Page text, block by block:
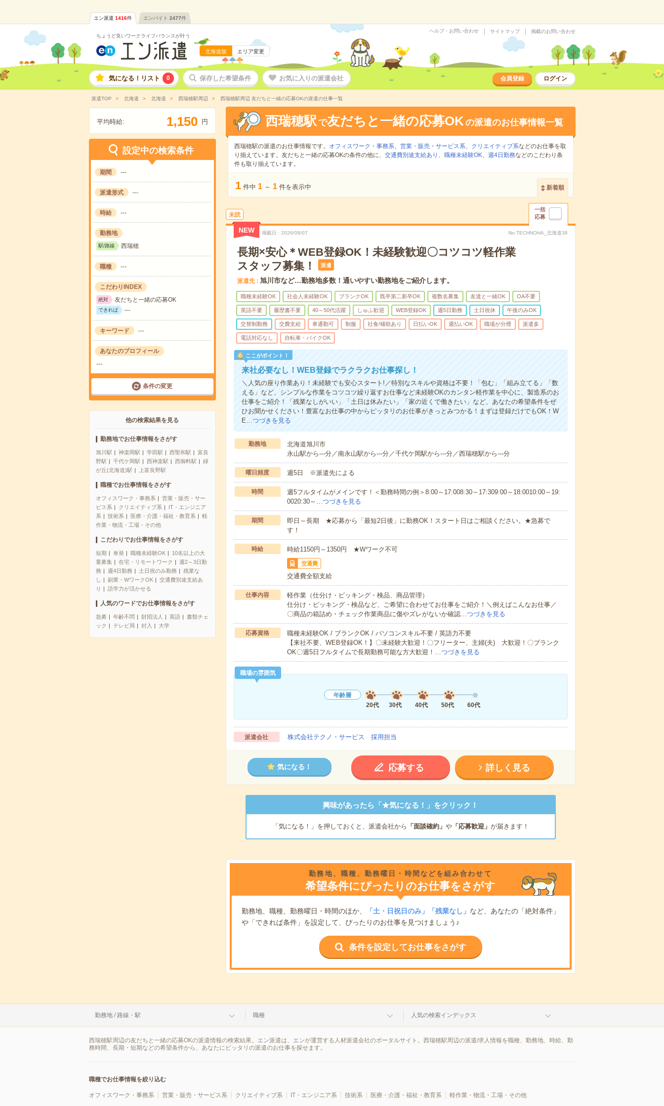
エン派遣 1416件 エンバイト 2477件
ちょうど良いワークライフバランスが叶う
北海道版 エリア変更
ヘルプ・お問い合わせ サイトマップ 掲載のお問い合わせ
気になる！リスト 0 保存した希望条件 お気に入りの派遣会社 会員登録 ログイン
派遣TOP 北海道 北海道 西瑞穂駅周辺 西瑞穂駅周辺 友だちと一緒の応募OKの派遣の仕事一覧
平均時給: 1,150 円
設定中の検索条件
期間 ---
派遣形式 ---
時給 ---
勤務地
駅/路線 西瑞穂
職種 ---
こだわりINDEX
絶対 友だちと一緒の応募OK
できれば ---
キーワード ---
あなたのプロフィール
---
条件の変更
他の検索結果を見る
勤務地でお仕事情報をさがす
旭川駅 神楽岡駅 学田駅 西聖和駅
富良
野駅
千代ケ岡駅 西神楽駅 西御料駅
緑
が丘(北海道)駅
上富良野駅
職種でお仕事情報をさがす
オフィスワーク・事務系
営業・販売・サー
ビス系
クリエイティブ系
IT・エンジニア
系
技術系 医療・介護・福祉・教育系
軽
作業・物流・工場・その他
こだわりでお仕事情報をさがす
短期 単発 職種未経験OK
10名以上の大
量募集
在宅・リモートワーク
週2～3日勤
務
週4日勤務 土日祝のみ勤務
残業な
し
副業・WワークOK
交通費別途支給あ
り
語学力が活かせる
人気のワードでお仕事情報をさがす
急募 年齢不問 財団法人 英語
書類チェ
ック
テレビ局 封入 大学
西瑞穂駅 で友だちと一緒の応募OKの派遣のお仕事情報一覧
西瑞穂駅の派遣のお仕事情報です。 オフィスワーク・事務系、 営業・販売・サービス系、 クリエイティブ系などのお仕事を取
り揃えています。友だちと一緒の応募OKの条件の他に、 交通費別途支給あり 、 職種未経験OK、 週4日勤務などのこだわり条
件も取り揃えています。
1 件中 1 ～ 1 件を表示中 新着順
未読
一括
応募
NEW 掲載日 2026/08/07 No.TECHNOHA_北海道38
長期×安心＊WEB登録OK！未経験歓迎〇コツコツ軽作業
スタッフ募集！
派遣
派遣先 旭川市など…勤務地多数！通いやすい勤務地をご紹介します。
職種未経験OK 社会人未経験OK ブランクOK 既卒第二新卒OK 複数名募集 友達と一緒OK OA不要
英語不要 履歴書不要 40～50代活躍 しゅふ歓迎 WEB登録OK 週5日勤務 土日祝休 午後のみOK
交替制勤務 交費支給 車通勤可 制服 社食/補助あり 日払いOK 週払いOK 職場が分煙 派遣多
電話対応なし 自転車・バイクOK
ここがポイント！
来社必要なし！WEB登録でラクラクお仕事探し！
＼人気の座り作業あり！未経験でも安心スタート!／特別なスキルや資格は不要！「包む」「組み立てる」「数
える」など、シンプルな作業をコツコツ繰り返すお仕事など未経験OKのカンタン軽作業を中心に、製造系のお
仕事をご紹介！「残業なしがいい」「土日は休みたい」「家の近くで働きたい」など、あなたの希望条件をぜ
ひお聞かせください！豊富なお仕事の中からピッタリのお仕事がきっとみつかる！まずは登録だけでもOK！W
E…つづきを見る
勤務地
北海道旭川市
永山駅から---分／南永山駅から---分／千代ケ岡駅から---分／西瑞穂駅から---分
曜日頻度 週5日 ※派遣先による
時間
週5フルタイムがメインです！＜勤務時間の例＞8:00～17:008:30～17:309:00～18:0010:00～19:
0020:30～…つづきを見る
期間
即日～長期 ★応募から「最短2日後」に勤務OK！スタート日はご相談ください。★急募で
す！
時給 時給1150円～1350円 ★Wワーク不可
交通費
交通費全額支給
仕事内容
軽作業（仕分け・ピッキング・検品、商品管理）
仕分け・ピッキング・検品など、ご希望に合わせてお仕事をご紹介！＼例えばこんなお仕事／
〇商品の箱詰め・チェック作業商品に傷やズレがないか確認…つづきを見る
応募資格
職種未経験OK / ブランクOK / パソコンスキル不要 / 英語力不要
【来社不要、WEB登録OK！】〇未経験大歓迎！〇フリーター、主婦(夫) 大歓迎！〇ブランク
OK〇週5日フルタイムで長期勤務可能な方大歓迎！…つづきを見る
職場の雰囲気
年齢層
20代
30代 40代 50代 60代
派遣会社 株式会社テクノ・サービス 採用担当
気になる！ 応募する 詳しく見る
興味があったら「★気になる！」をクリック！
「気になる！」を押しておくと、派遣会社から 「面談確約」 や「応募歓迎」 が届きます！
勤務地、職種、勤務曜日・時間などを組み合わせて
希望条件にぴったりのお仕事をさがす
勤務地、職種、勤務曜日・時間のほか、 「土・日祝日のみ」「残業なし」 など、あなたの「絶対条件」
や「できれば条件」を設定して、ぴったりのお仕事を見つけましょう♪
条件を設定してお仕事をさがす
勤務地 / 路線・駅 職種 人気の検索インデックス
西瑞穂駅周辺の友だちと一緒の応募OKの派遣情報の検索結果。エン派遣は、エンが運営する人材派遣会社のポータルサイト。西瑞穂駅周辺の派遣/求人情報を職種、勤務地、時給、勤
務時間、長期・短期などの希望条件から、あなたにピッタリの派遣のお仕事を探せます。
職種でお仕事情報を絞り込む
オフィスワーク・事務系 営業・販売・サービス系 クリエイティブ系 IT・エンジニア系 技術系 医療・介護・福祉・教育系 軽作業・物流・工場・その他